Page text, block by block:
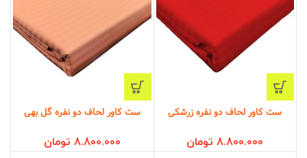
ست کاور لحاف دو نفره زرشکی
8.800.000 تومان
ست کاور لحاف دو نفره گل بهی
8.800.000 تومان